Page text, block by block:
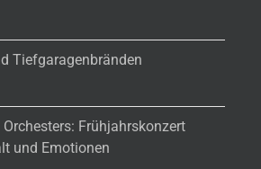
Tiefgaragenbränden
Frühjahrskonzert
und Emotionen